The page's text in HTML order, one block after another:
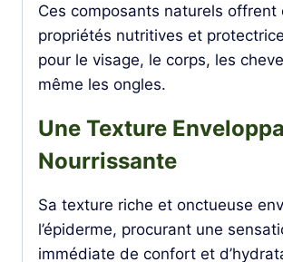
Ces composants naturels offrent
propriétés nutritives et
pour le visage, le corps, les
même les ongles.
Une Texture
Nourrissante
Sa texture riche et onctueuse
l’épiderme, procurant une
immédiate de confort et